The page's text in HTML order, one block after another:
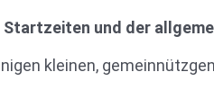
Startzeiten und der
kleinen,